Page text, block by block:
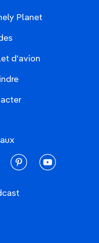
Planet
d'avion
pinterestyoutube